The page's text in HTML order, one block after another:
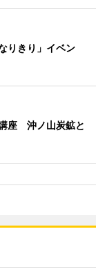
りきり」イベン
座 沖ノ山炭鉱と